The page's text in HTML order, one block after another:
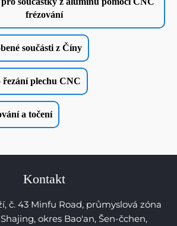
frézování
součásti z Číny
řezání plechu CNC
a točení
Kontakt
č. 43 Minfu Road, průmyslová zóna
okres Bao'an, Šen-čchen,